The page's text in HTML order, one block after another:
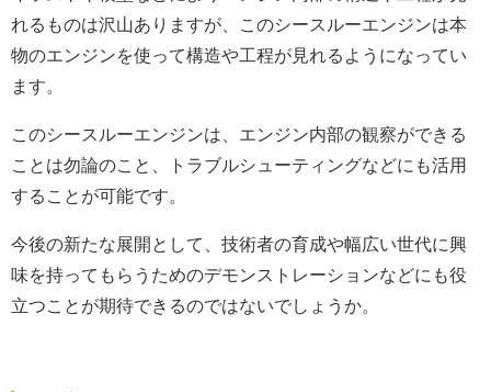
れるものは沢山ありますが、このシースルーエンジンは本
物のエンジンを使って構造や工程が見れるようになってい
ます。
このシースルーエンジンは、エンジン内部の観察ができる
ことは勿論のこと、トラブルシューティングなどにも活用
することが可能です。
今後の新たな展開として、技術者の育成や幅広い世代に興
味を持ってもらうためのデモンストレーションなどにも役
立つことが期待できるのではないでしょうか。